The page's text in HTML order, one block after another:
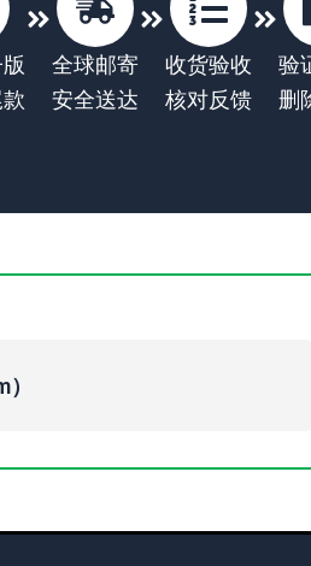
全球邮寄
安全送达
收货验收
核对反馈
验
删